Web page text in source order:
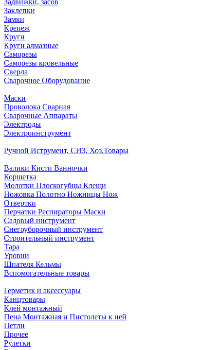
Заклепки
Замки
Крепеж
Круги
Круги алмазные
Саморезы
Саморезы кровельные
Сверла
Сварочное Оборудование
Маски
Проволока Сварная
Сварочные Аппараты
Электроды
Электроинструмент
Ручной Иструмент, СИЗ, Хоз.Товары
Валики Кисти Ванночки
Корщетка
Молотки Плоскогубцы Клещи
Ножовка Полотно Ножницы Нож
Отвертки
Перчатки Респираторы Маски
Садовый инструмент
Снегоуборочный инструмент
Строительный инструмент
Тара
Уровни
Шпателя Кельмы
Вспомогательные товары
Герметик и аксессуары
Канцтовары
Клей монтажный
Пена Монтажная и Пистолеты к ней
Петли
Прочее
Рулетки